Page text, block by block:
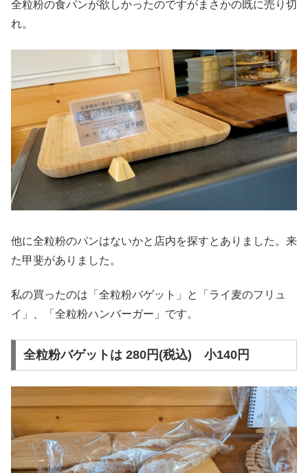
全粒粉の食パンが欲しかったのですがまさかの既に売り切
れ。
他に全粒粉のパンはないかと店内を探すとありました。来
た甲斐がありました。
私の買ったのは「全粒粉バゲット」と「ライ麦のフリュ
イ」、「全粒粉ハンバーガー」です。
全粒粉バゲットは 280円(税込) 小140円